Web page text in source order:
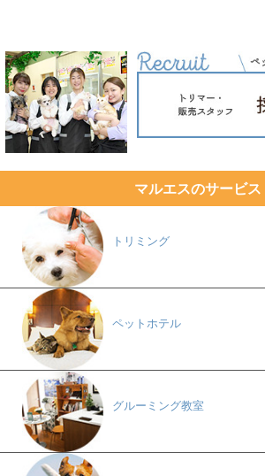
マルエスのサービス
トリミング
ペットホテル
グルーミング教室